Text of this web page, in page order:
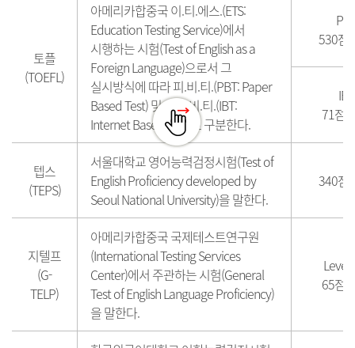
토플
(TOEFL)
아메리카합중국 이.티.에스.(ETS:
Education Testing Service)에서
시행하는 시험(Test of English as a
Foreign Language)으로서 그
실시방식에 따라 피.비.티.(PBT: Paper
Based Test) 및 아이.비.티.(IBT:
Internet Based Test)로 구분한다.
530점
IBT
71점
텝스
(TEPS)
서울대학교 영어능력검정시험(Test of
English Proficiency developed by
Seoul National University)을 말한다.
340점
지텔프
(G-
TELP)
아메리카합중국 국제테스트연구원
(International Testing Services
Center)에서 주관하는 시험(General
Test of English Language Proficiency)
을 말한다.
Level
65점